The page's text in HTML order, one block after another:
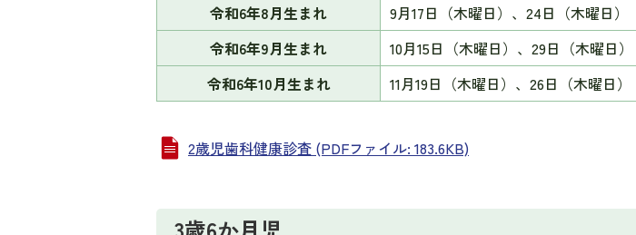
令和6年8月生まれ
9月17日（木曜日）、24日（木曜日）
令和6年9月生まれ
10月15日（木曜日）、29日（木曜日）
令和6年10月生まれ
11月19日（木曜日）、26日（木曜日）
2歳児歯科健康診査 (PDFファイル: 183.6KB)